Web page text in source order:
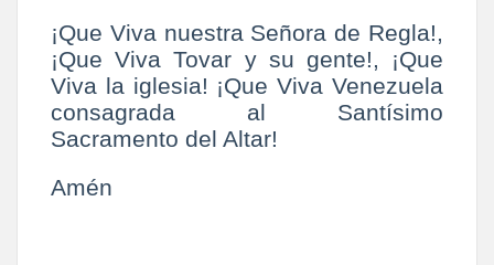
¡Que Viva nuestra Señora de Regla!,
¡Que Viva Tovar y su gente!, ¡Que
Viva la iglesia! ¡Que Viva Venezuela
consagrada al Santísimo
Sacramento del Altar!
Amén